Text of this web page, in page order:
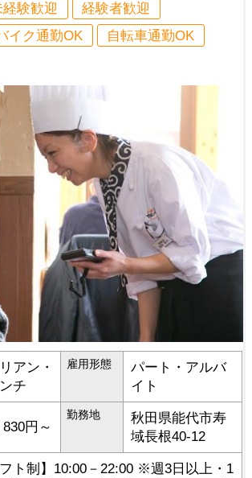
経験歓迎
経験者歓迎
イク通勤OK
自転車通勤OK
アン・
チ
雇用形態
パート・アルバ
イト
円～
勤務地 秋田県能代市寿
域長根40-12
フト制】10:00－22:00 ※週3日以上・1